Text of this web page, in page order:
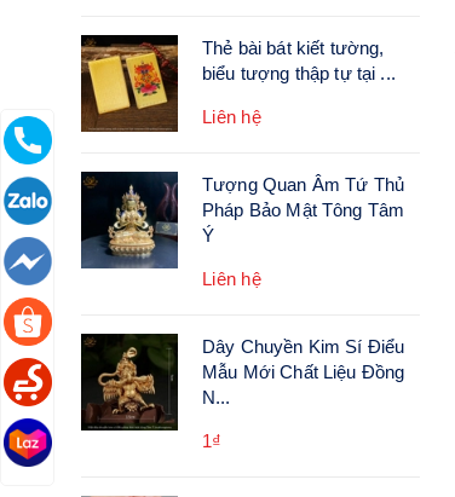
Thẻ bài bát kiết tường,
biểu tượng thập tự tại ...
Liên hệ
Tượng Quan Âm Tứ Thủ
Pháp Bảo Mật Tông Tâm
Ý
Liên hệ
Dây Chuyền Kim Sí Điểu
Mẫu Mới Chất Liệu Đồng
N...
1₫